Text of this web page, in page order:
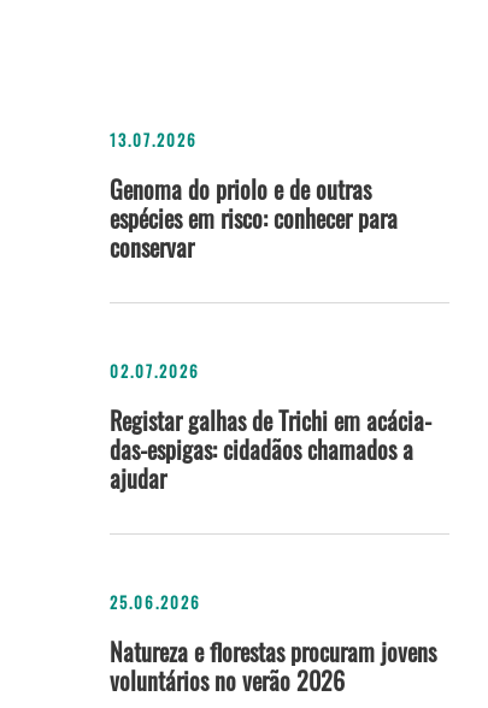
13.07.2026
Genoma do priolo e de outras
espécies em risco: conhecer para
conservar
02.07.2026
Registar galhas de Trichi em acácia-
das-espigas: cidadãos chamados a
ajudar
25.06.2026
Natureza e florestas procuram jovens
voluntários no verão 2026